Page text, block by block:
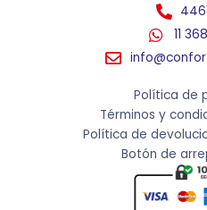
11
Política de
Términos y
Política de
Botón de